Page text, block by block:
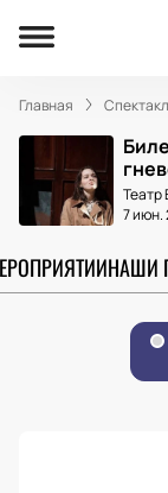
Главная
Театр
7 июн.
НАШИ